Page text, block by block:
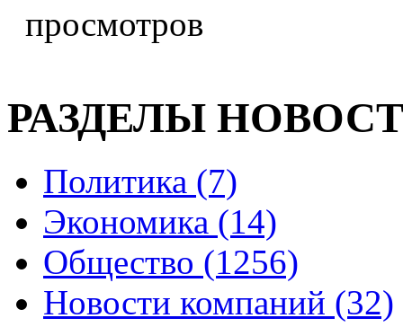
РАЗДЕЛЫ
Политика (7)
Экономика (14)
Общество (1256)
Новости компаний (32)